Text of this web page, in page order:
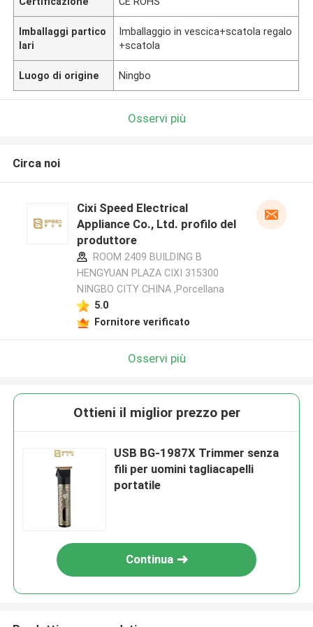
Imballaggi partico
lari
Imballaggio in vescica+scatola regalo
+scatola
Luogo di origine Ningbo
Osservi più
Circa noi
Cixi Speed Electrical
Appliance Co., Ltd. profilo del
produttore
ROOM 2409 BUILDING B
HENGYUAN PLAZA CIXI 315300
NINGBO CITY CHINA ,Porcellana
5.0
Fornitore verificato
Osservi più
Ottieni il miglior prezzo per
USB BG-1987X Trimmer senza
fili per uomini tagliacapelli
portatile
Continua